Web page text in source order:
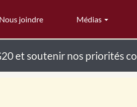
Nous joindre Médias
et soutenir nos priorités